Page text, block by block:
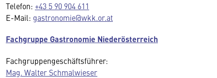
Telefon: +43 5 90 904 611
E-Mail: gastronomie@wkk.or.at
Fachgruppe Gastronomie Niederösterreich
Fachgruppengeschäftsführer:
Mag. Walter Schmalwieser